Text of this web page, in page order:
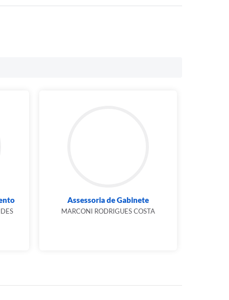
Assessoria de Gabinete
MARCONI RODRIGUES COSTA